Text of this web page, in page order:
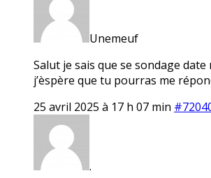
Unemeuf
Salut je sais que se sondage
j’èspère que tu pourras me
25 avril 2025 à 17 h 07 min
.